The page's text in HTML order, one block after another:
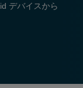
デバイスから